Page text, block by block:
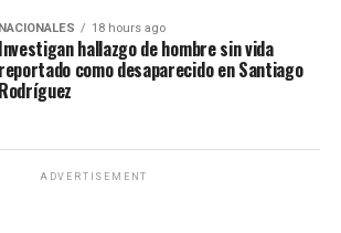
NACIONALES 18 hours ago
Investigan hallazgo de hombre sin vida
reportado como desaparecido en Santiago
Rodríguez
ADVERTISEMENT